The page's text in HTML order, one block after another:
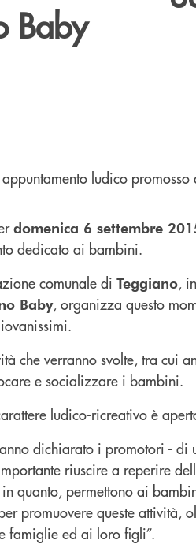
Baby
domenica 6 settembre
dedicato ai bambini.
comunale di Teggiano,
Baby, organizza questo
che verranno svolte, tra cui
e socializzare i bambini.
ludico-ricreativo è
dichiarato i promotori -
riuscire a reperire
in quanto, permettono ai
promuovere queste attività,
famiglie ed ai loro figli”.